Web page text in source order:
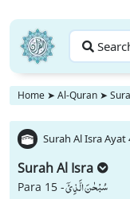
Home ➤ Al-Quran ➤
Surah Al Isra Ayat
Surah Al Isra
Para 15 -سُبْحٰنَ الَّذِیْۤ